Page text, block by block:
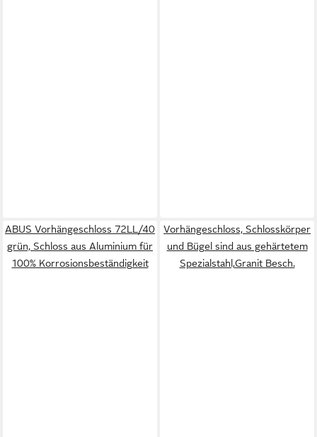
ABUS Vorhängeschloss 72LL/40
grün, Schloss aus Aluminium für
100% Korrosionsbeständigkeit
Vorhängeschloss, Schlosskörper
und Bügel sind aus gehärtetem
Spezialstahl,Granit Besch.